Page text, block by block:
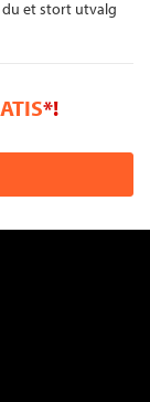
et stort utvalg
*!